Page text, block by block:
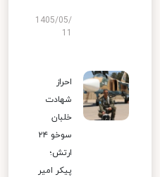
1405/05/
احراز
شهادت
خلبان
سوخو ۲۴
ارتش؛
پیکر امیر